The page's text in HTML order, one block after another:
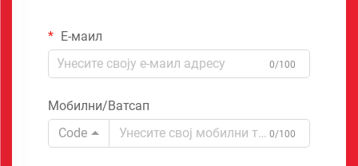
Е-маил
0/100
Мобилни/Ватсап
Code
0/100